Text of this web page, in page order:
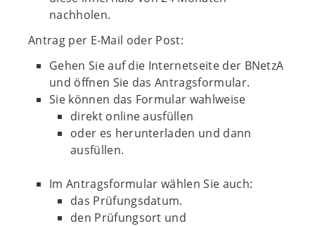
nachholen.
Antrag per E-Mail oder Post:
Gehen Sie auf die Internetseite der BNetzA
und öffnen Sie das Antragsformular.
Sie können das Formular wahlweise
direkt online ausfüllen
oder es herunterladen und dann
ausfüllen.
Im Antragsformular wählen Sie auch:
das Prüfungsdatum.
den Prüfungsort und